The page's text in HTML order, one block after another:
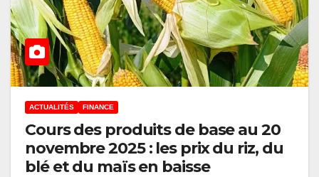
ACTUALITÉS FINANCE
Cours des produits de base au 20
novembre 2025 : les prix du riz, du
blé et du maïs en baisse